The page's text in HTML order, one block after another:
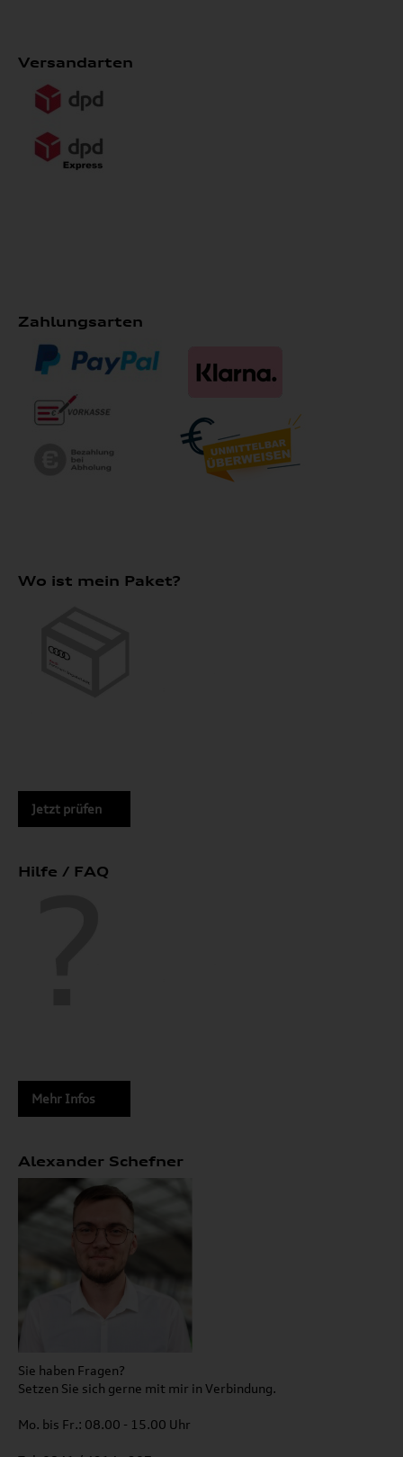
Versandarten
Zahlungsarten
Wo ist mein Paket?
Jetzt prüfen
Hilfe / FAQ
Mehr Infos
Alexander Schefner
Sie haben Fragen?
Setzen Sie sich gerne mit mir in Verbindung.
Mo. bis Fr.: 08.00 - 15.00 Uhr